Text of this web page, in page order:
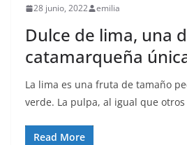
28 junio, 2022 emilia
Dulce de lima, una
catamarqueña
La lima es una fruta de tamaño
verde. La pulpa, al igual que
Read More